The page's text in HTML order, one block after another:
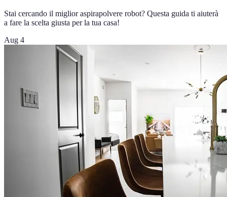
Stai cercando il miglior aspirapolvere robot? Questa guida ti aiuterà
a fare la scelta giusta per la tua casa!
Aug 4